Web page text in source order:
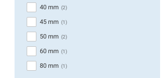
40 mm (2)
45 mm (1)
50 mm (2)
60 mm (1)
80 mm (1)